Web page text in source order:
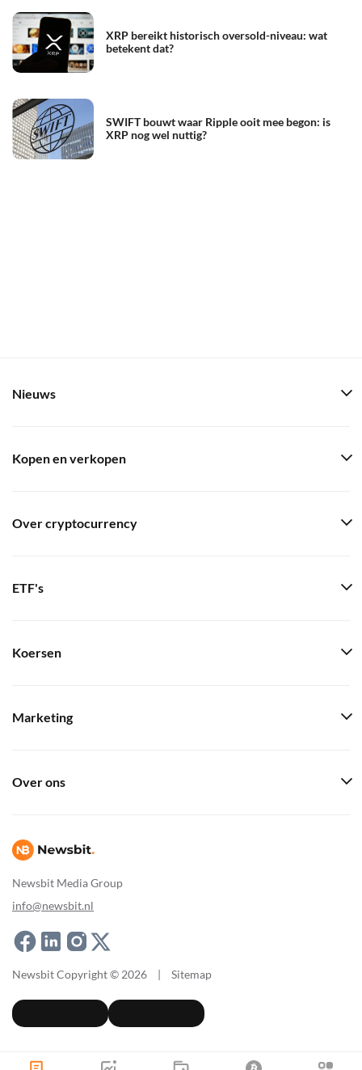
XRP bereikt historisch oversold-niveau: wat
betekent dat?
SWIFT bouwt waar Ripple ooit mee begon: is
XRP nog wel nuttig?
Newsbit Media Group
info@newsbit.nl
Nieuws
Kopen en verkopen
Over cryptocurrency
ETF's
Koersen
Marketing
Over ons
Newsbit Copyright © 2026 | Sitemap